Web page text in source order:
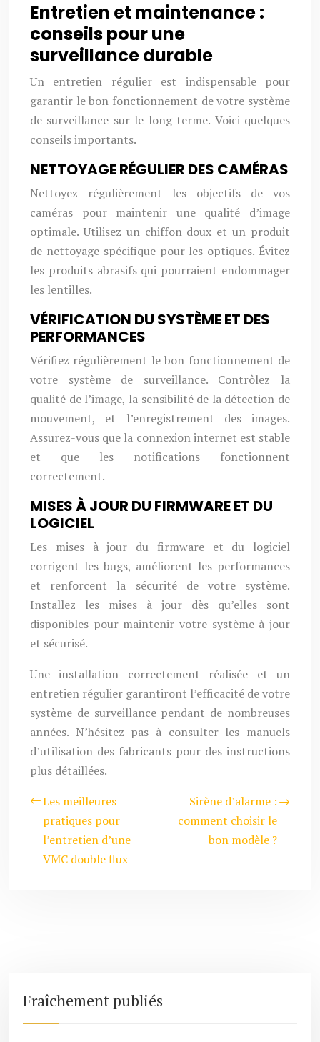
Entretien et maintenance :
conseils pour une
surveillance durable
Un entretien régulier est indispensable pour
garantir le bon fonctionnement de votre système
de surveillance sur le long terme. Voici quelques
conseils importants.
NETTOYAGE RÉGULIER DES CAMÉRAS
Nettoyez régulièrement les objectifs de vos
caméras pour maintenir une qualité d’image
optimale. Utilisez un chiffon doux et un produit
de nettoyage spécifique pour les optiques. Évitez
les produits abrasifs qui pourraient endommager
les lentilles.
VÉRIFICATION DU SYSTÈME ET DES
PERFORMANCES
Vérifiez régulièrement le bon fonctionnement de
votre système de surveillance. Contrôlez la
qualité de l’image, la sensibilité de la détection de
mouvement, et l’enregistrement des images.
Assurez-vous que la connexion internet est stable
et que les notifications fonctionnent
correctement.
MISES À JOUR DU FIRMWARE ET DU
LOGICIEL
Les mises à jour du firmware et du logiciel
corrigent les bugs, améliorent les performances
et renforcent la sécurité de votre système.
Installez les mises à jour dès qu’elles sont
disponibles pour maintenir votre système à jour
et sécurisé.
Une installation correctement réalisée et un
entretien régulier garantiront l’efficacité de votre
système de surveillance pendant de nombreuses
années. N’hésitez pas à consulter les manuels
d’utilisation des fabricants pour des instructions
plus détaillées.
Les meilleures
pratiques pour
l’entretien d’une
VMC double flux
Sirène d’alarme :
comment choisir le
bon modèle ?
Fraîchement publiés